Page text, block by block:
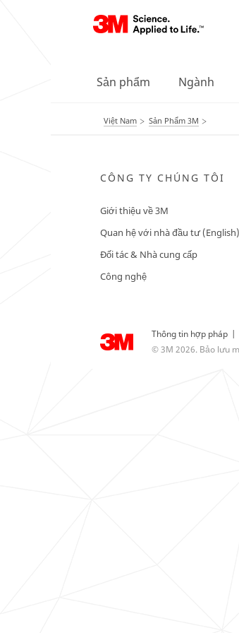
Sản phẩm Ngành
Việt Nam Sản Phẩm 3M
CÔNG TY CHÚNG TÔI
Giới thiệu về 3M
Quan hệ với nhà đầu tư (English)
Đối tác & Nhà cung cấp
Công nghệ
Thông tin hợp pháp |
© 3M 2026. Bảo lưu